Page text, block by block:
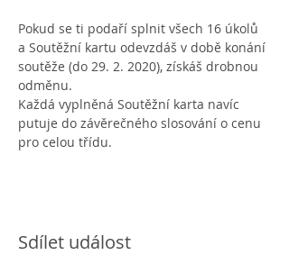
Pokud se ti podaří splnit všech 16 úkolů
a Soutěžní kartu odevzdáš v době konání
soutěže (do 29. 2. 2020), získáš drobnou
odměnu.
Každá vyplněná Soutěžní karta navíc
putuje do závěrečného slosování o cenu
pro celou třídu.
Sdílet událost